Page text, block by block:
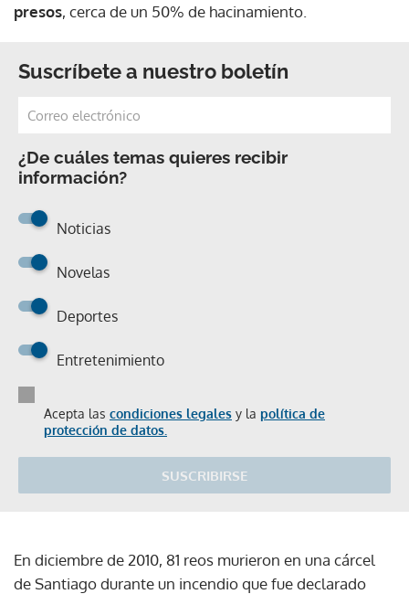
presos, cerca de un 50% de hacinamiento.
Suscríbete a nuestro boletín
¿De cuáles temas quieres recibir
información?
Noticias
Novelas
Deportes
Entretenimiento
Acepta las condiciones legales y la política de
protección de datos.
SUSCRIBIRSE
En diciembre de 2010, 81 reos murieron en una cárcel
de Santiago durante un incendio que fue declarado